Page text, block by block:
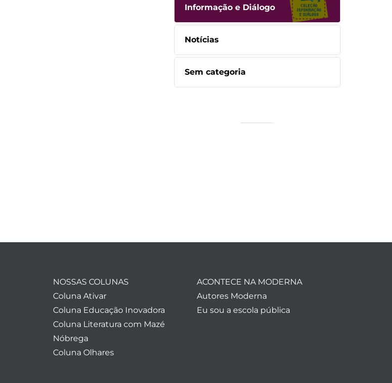
Informação e Diálogo
Notícias
Sem categoria
NOSSAS COLUNAS
Coluna Ativar
Coluna Educação Inovadora
Coluna Literatura com Mazé
Nóbrega
Coluna Olhares
ACONTECE NA MODERNA
Autores Moderna
Eu sou a escola pública